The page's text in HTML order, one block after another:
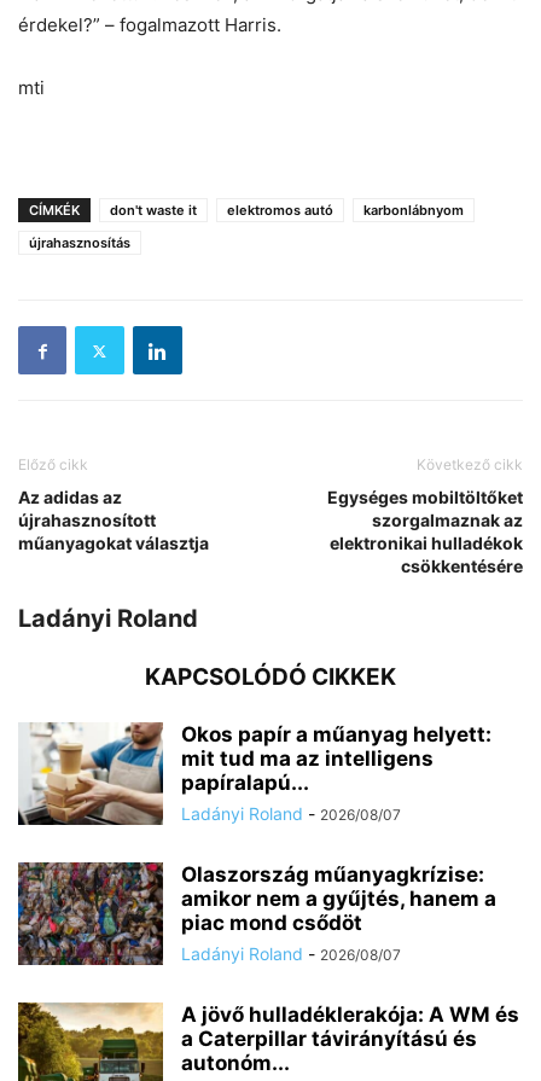
érdekel?” – fogalmazott Harris.
mti
CÍMKÉK don't waste it elektromos autó
karbonlábnyom
újrahasznosítás
Előző cikk
Az adidas az
újrahasznosított
műanyagokat választja
Következő cikk
Egységes mobiltöltőket
szorgalmaznak az
elektronikai hulladékok
csökkentésére
Ladányi Roland
KAPCSOLÓDÓ CIKKEK
Okos papír a műanyag helyett:
mit tud ma az intelligens
papíralapú...
Ladányi Roland - 2026/08/07
Olaszország műanyagkrízise:
amikor nem a gyűjtés, hanem a
piac mond csődöt
Ladányi Roland - 2026/08/07
A jövő hulladéklerakója: A WM és
a Caterpillar távirányítású és
autonóm...